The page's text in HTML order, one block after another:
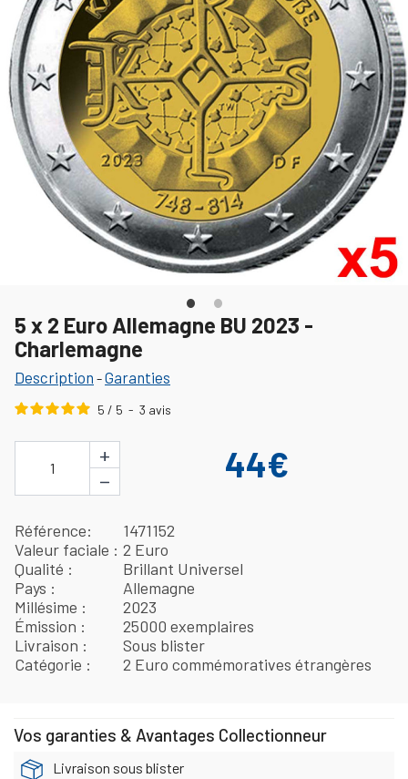
5 x 2 Euro Allemagne BU 2023 -
Charlemagne
Description -Garanties
5 / 5 - 3 avis
1
+
−
44€
Référence
1471152
Valeur faciale
2 Euro
Qualité
Brillant Universel
Pays
Allemagne
Millésime
2023
Émission
25000 exemplaires
Livraison
Sous blister
Catégorie
2 Euro commémoratives étrangères
Vos garanties & Avantages Collectionneur
Livraison sous blister